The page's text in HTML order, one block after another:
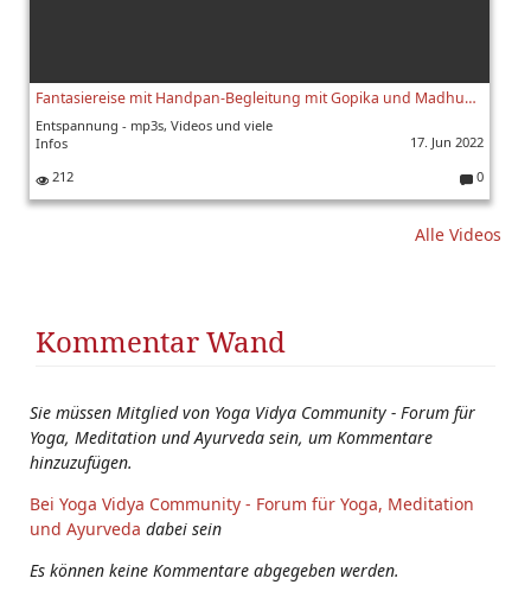
Fantasiereise mit Handpan-Begleitung mit Gopika und Madhuka - Yoga Vidya Ashram Live, 16.06.2022, 13:30 Uhr
Entspannung - mp3s, Videos und viele
Infos
17. Jun 2022
212
K
m
0
Alle Videos
Kommentar Wand
Sie müssen Mitglied von Yoga Vidya Community - Forum für
Yoga, Meditation und Ayurveda sein, um Kommentare
hinzuzufügen.
Bei Yoga Vidya Community - Forum für Yoga, Meditation
und Ayurveda dabei sein
Es können keine Kommentare abgegeben werden.